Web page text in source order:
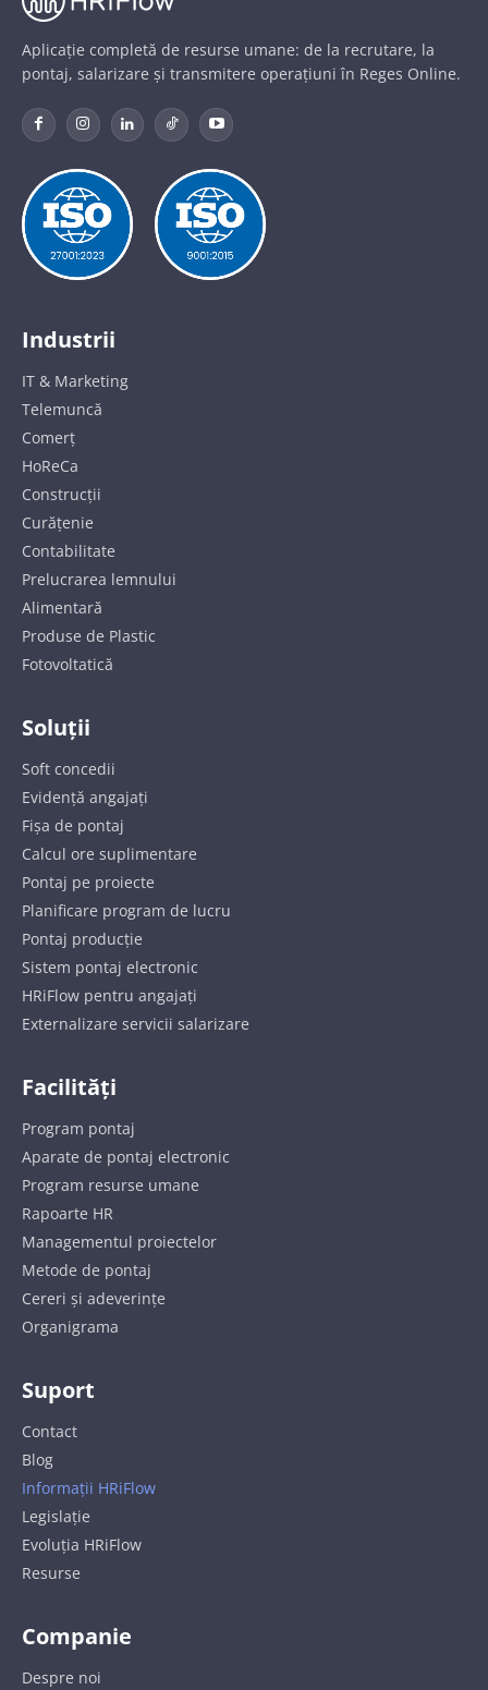
Aplicație completă de resurse umane: de la recrutare, la
pontaj, salarizare și transmitere operațiuni în Reges Online.
Industrii
IT & Marketing
Telemuncă
Comerț
HoReCa
Construcții
Curățenie
Contabilitate
Prelucrarea lemnului
Alimentară
Produse de Plastic
Fotovoltatică
Soluții
Soft concedii
Evidență angajați
Fișa de pontaj
Calcul ore suplimentare
Pontaj pe proiecte
Planificare program de lucru
Pontaj producție
Sistem pontaj electronic
HRiFlow pentru angajați
Externalizare servicii salarizare
Facilități
Program pontaj
Aparate de pontaj electronic
Program resurse umane
Rapoarte HR
Managementul proiectelor
Metode de pontaj
Cereri și adeverințe
Organigrama
Suport
Contact
Blog
Informații HRiFlow
Legislație
Evoluția HRiFlow
Resurse
Companie
Despre noi